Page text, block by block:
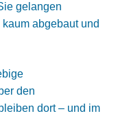
gelangen
abgebaut und
den
dort – und im